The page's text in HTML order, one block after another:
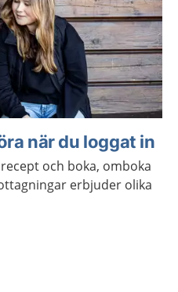
när du loggat in
och boka, omboka
erbjuder olika